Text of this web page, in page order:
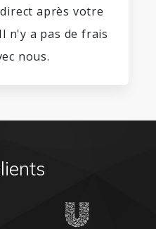
après votre
n'y a pas de frais
nous.